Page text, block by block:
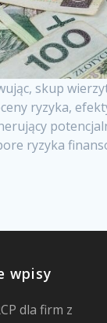
skup
ryzyka,
ryzyka
wpisy
dla firm z